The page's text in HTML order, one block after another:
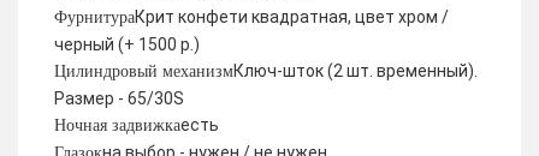
ФурнитураКрит конфети квадратная, цвет хром /
черный (+ 1500 р.)
Цилиндровый механизмКлюч-шток (2 шт. временный).
Размер - 65/30S
Ночная задвижкаесть